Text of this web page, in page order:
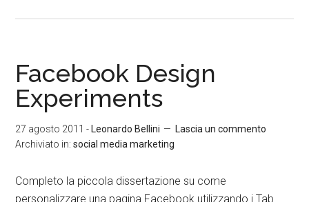
Facebook Design
Experiments
27 agosto 2011 - Leonardo Bellini
Lascia un commento
Archiviato in:social media marketing
Completo la piccola dissertazione su come
personalizzare una pagina Facebook utilizzando i Tab